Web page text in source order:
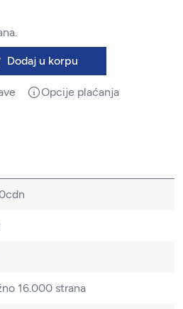
Dodaj u korpu
Opcije plaćanja
16.000 strana